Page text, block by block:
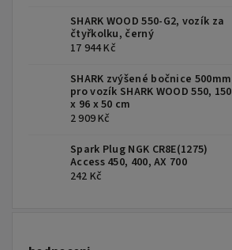
SHARK WOOD 550-G2, vozík za
čtyřkolku, černý
17 944 Kč
SHARK zvýšené bočnice 500mm
pro vozík SHARK WOOD 550, 150
x 96 x 50 cm
2 909 Kč
Spark Plug NGK CR8E(1275)
Access 450, 400, AX 700
242 Kč